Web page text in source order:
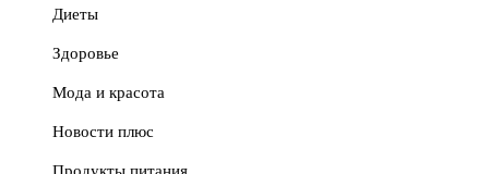
Диеты
Здоровье
Мода и красота
Новости плюс